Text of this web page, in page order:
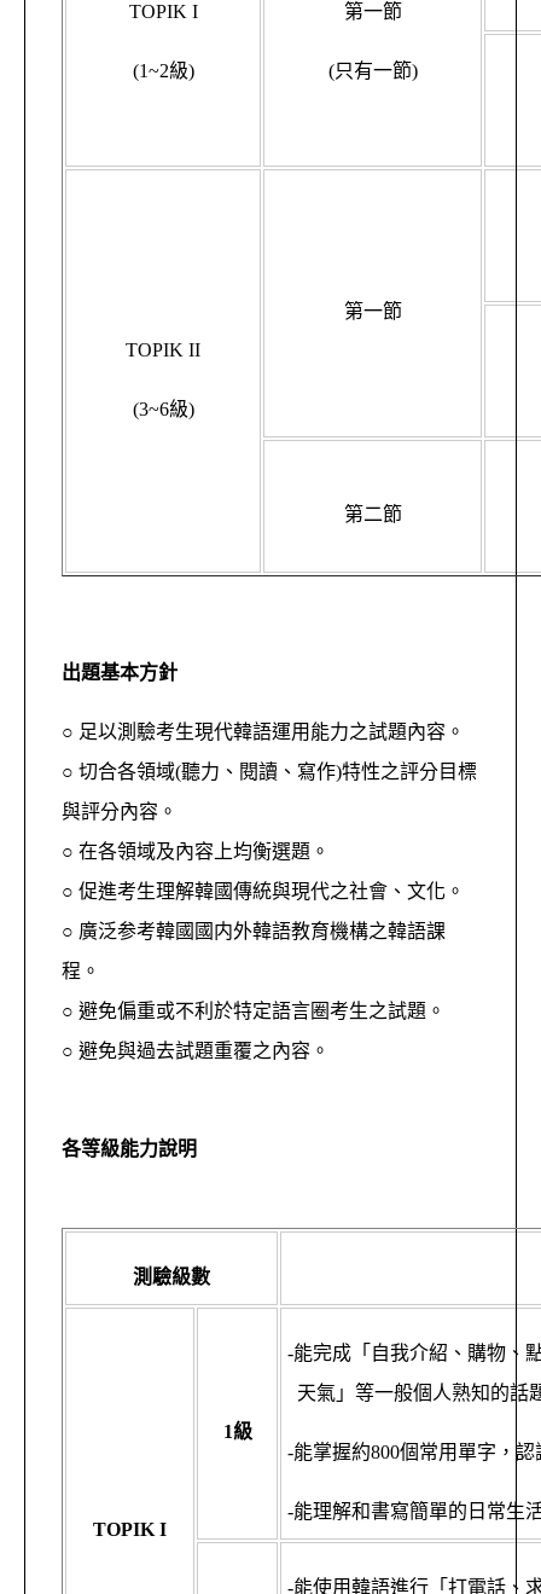
TOPIK I
(1~2級)
第一節
(只有一節)
TOPIK II
(3~6級)
第一節
第二節
出題基本方針
○ 足以測驗考生現代韓語運用能力之試題內容。
○ 切合各領域(聽力、閱讀、寫作)特性之評分目標
與評分內容。
○ 在各領域及內容上均衡選題。
○ 促進考生理解韓國傳統與現代之社會、文化。
○ 廣泛参考韓國國内外韓語教育機構之韓語課
程。
○ 避免偏重或不利於特定語言圈考生之試題。
○ 避免與過去試題重覆之內容。
各等級能力說明
測驗級數
TOPIK I
1級
-能完成「自我介紹、購物、
天氣」等一般個人熟知的話
-能掌握約800個常用單字，
-能理解和書寫簡單的日常生
-能使用韓語進行「打電話、